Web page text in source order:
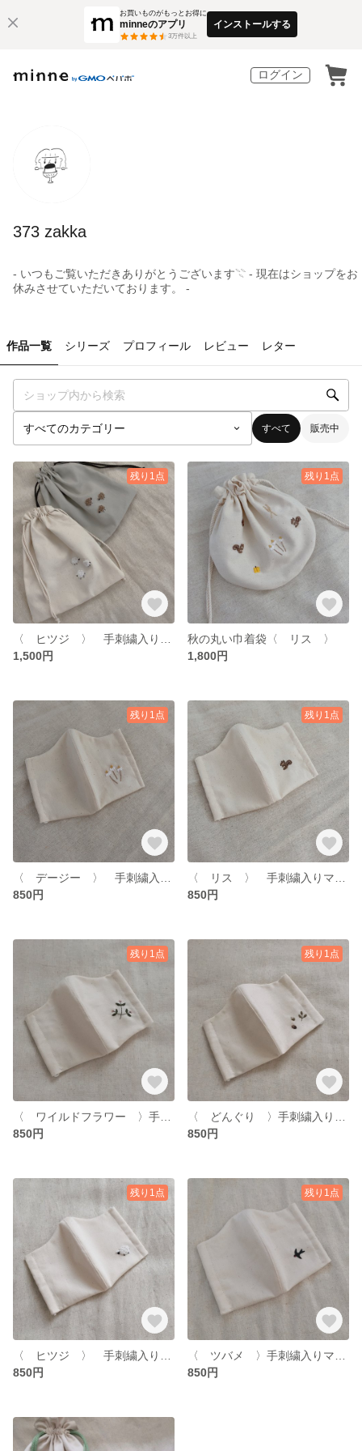
お買いものがもっとお得に
minneのアプリ
3万件以上
インストールする
ログイン
373 zakka
- いつもご覧いただきありがとうございます𓇢 - 現在はショップをお
休みさせていただいております。 -
作品一覧 シリーズ プロフィール レビュー レター
すべて 販売中
残り1点
1,500円
残り1点
秋の丸い巾着袋〈 リス 〉
1,800円
残り1点
850円
残り1点
850円
残り1点
850円
残り1点
850円
残り1点
850円
残り1点
850円